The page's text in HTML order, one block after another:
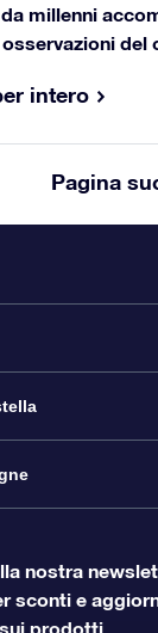
millenni
osservazioni del
intero
Pagina
OSR
nostra
sconti e
sui prodotti